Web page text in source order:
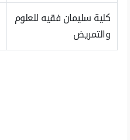
كلية سليمان فقيه للعلوم
والتمريض